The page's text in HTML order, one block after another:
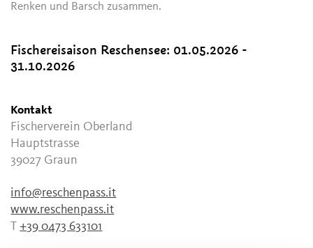
Renken und Barsch zusammen.
Fischereisaison Reschensee: 01.05.2026 -
31.10.2026
Kontakt
Fischerverein Oberland
Hauptstrasse
39027 Graun
info@reschenpass.it
www.reschenpass.it
T+39 0473 633101